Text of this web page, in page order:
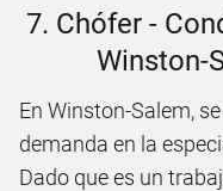
7. Chófer -
Winston-
En Winston-Salem,
demanda en la
Dado que es un